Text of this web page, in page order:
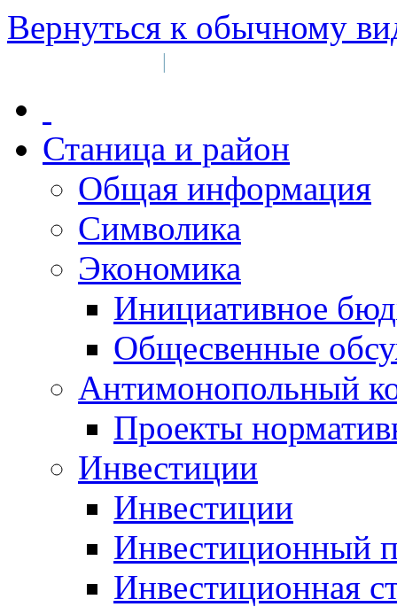
Вернуться к обычному
|
Станица и район
Общая информация
Символика
Экономика
Инициативное
Общесвенные
Антимонопольный
Проекты
Инвестиции
Инвестиции
Инвестиционный
Инвестиционная